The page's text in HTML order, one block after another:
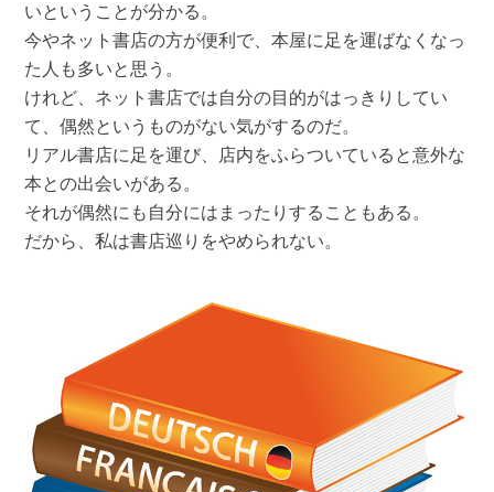
いということが分かる。
今やネット書店の方が便利で、本屋に足を運ばなくなっ
た人も多いと思う。
けれど、ネット書店では自分の目的がはっきりしてい
て、偶然というものがない気がするのだ。
リアル書店に足を運び、店内をふらついていると意外な
本との出会いがある。
それが偶然にも自分にはまったりすることもある。
だから、私は書店巡りをやめられない。